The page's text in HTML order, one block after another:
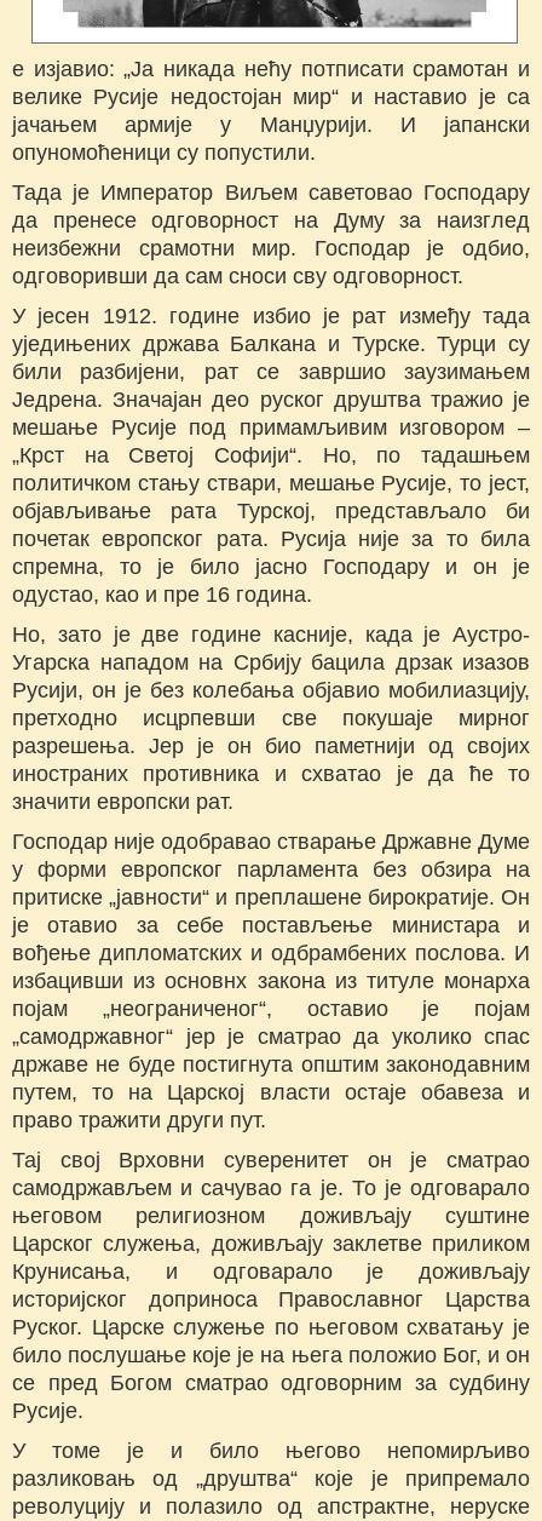
е изјавио: „Ја никада нећу потписати срамотан и
велике Русије недостојан мир“ и наставио је са
јачањем армије у Манџурији. И јапански
опуномоћеници су попустили.
Тада је Император Виљем саветовао Господару
да пренесе одговорност на Думу за наизглед
неизбежни срамотни мир. Господар је одбио,
одговоривши да сам сноси сву одговорност.
У јесен 1912. године избио је рат између тада
уједињених држава Балкана и Турске. Турци су
били разбијени, рат се завршио заузимањем
Једрена. Значајан део руског друштва тражио је
мешање Русије под примамљивим изговором –
„Крст на Светој Софији“. Но, по тадашњем
политичком стању ствари, мешање Русије, то јест,
објављивање рата Турској, представљало би
почетак европског рата. Русија није за то била
спремна, то је било јасно Господару и он је
одустао, као и пре 16 година.
Но, зато је две године касније, када је Аустро-
Угарска нападом на Србију бацила дрзак изазов
Русији, он је без колебања објавио мобилиазцију,
претходно исцрпевши све покушаје мирног
разрешења. Јер је он био паметнији од својих
иностраних противника и схватао је да ће то
значити европски рат.
Господар није одобравао стварање Државне Думе
у форми европског парламента без обзира на
притиске „јавности“ и преплашене бирократије. Он
је отавио за себе постављење министара и
вођење дипломатских и одбрамбених послова. И
избацивши из основнх закона из титуле монарха
појам „неограниченог“, оставио је појам
„самодржавног“ јер је сматрао да уколико спас
државе не буде постигнута општим законодавним
путем, то на Царској власти остаје обавеза и
право тражити други пут.
Тај свој Врховни суверенитет он је сматрао
самодржављем и сачувао га је. То је одговарало
његовом религиозном доживљају суштине
Царског служења, доживљају заклетве приликом
Крунисања, и одговарало је доживљају
историјског доприноса Православног Царства
Руског. Царске служење по његовом схватању је
било послушање које је на њега положио Бог, и он
се пред Богом сматрао одговорним за судбину
Русије.
У томе је и било његово непомирљиво
разликовањ од „друштва“ које је припремало
револуцију и полазило од апстрактне, неруске